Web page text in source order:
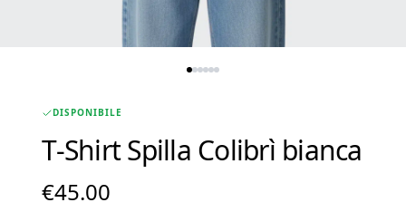
DISPONIBILE
T-Shirt Spilla Colibrì bianca
€45.00